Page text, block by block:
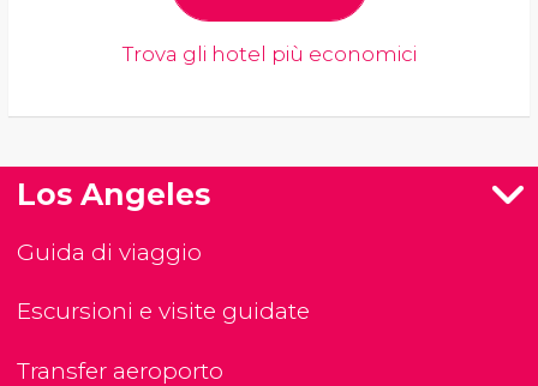
Trova gli hotel più economici
Los Angeles
Guida di viaggio
Escursioni e visite guidate
Transfer aeroporto